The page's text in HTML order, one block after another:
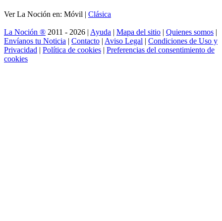
Ver La Noción en: Móvil | Clásica
La Noción ® 2011 - 2026 | Ayuda | Mapa del sitio | Quienes somos |
Envíanos tu Noticia | Contacto | Aviso Legal | Condiciones de Uso y
Privacidad | Política de cookies | Preferencias del consentimiento de
cookies